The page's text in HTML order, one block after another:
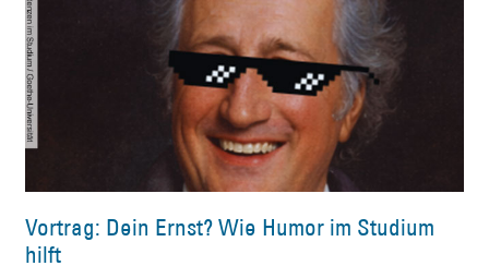
Vortrag: Dein Ernst? Wie Humor im Studium
hilft